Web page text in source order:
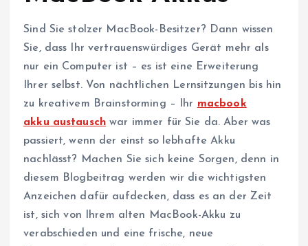
Sind Sie stolzer MacBook-Besitzer? Dann wissen
Sie, dass Ihr vertrauenswürdiges Gerät mehr als
nur ein Computer ist – es ist eine Erweiterung
Ihrer selbst. Von nächtlichen Lernsitzungen bis hin
zu kreativem Brainstorming – Ihr macbook
akku austausch war immer für Sie da. Aber was
passiert, wenn der einst so lebhafte Akku
nachlässt? Machen Sie sich keine Sorgen, denn in
diesem Blogbeitrag werden wir die wichtigsten
Anzeichen dafür aufdecken, dass es an der Zeit
ist, sich von Ihrem alten MacBook-Akku zu
verabschieden und eine frische, neue